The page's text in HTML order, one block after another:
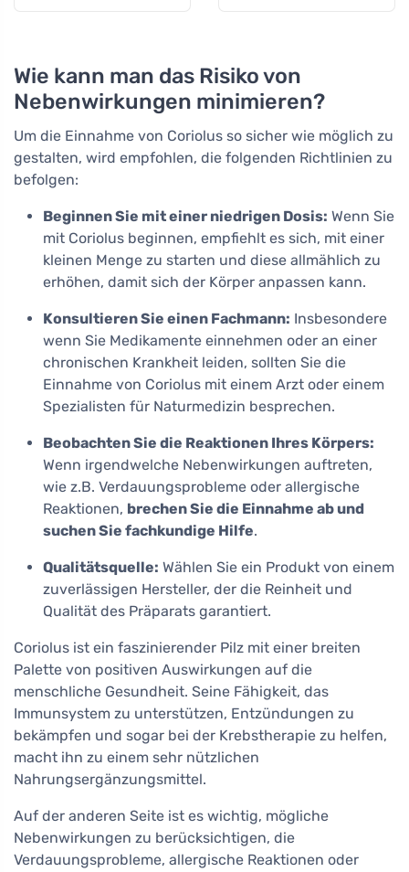
Wie kann man das Risiko von
Nebenwirkungen minimieren?
Um die Einnahme von Coriolus so sicher wie möglich zu
gestalten, wird empfohlen, die folgenden Richtlinien zu
befolgen:
Beginnen Sie mit einer niedrigen Dosis: Wenn Sie
mit Coriolus beginnen, empfiehlt es sich, mit einer
kleinen Menge zu starten und diese allmählich zu
erhöhen, damit sich der Körper anpassen kann.
Konsultieren Sie einen Fachmann: Insbesondere
wenn Sie Medikamente einnehmen oder an einer
chronischen Krankheit leiden, sollten Sie die
Einnahme von Coriolus mit einem Arzt oder einem
Spezialisten für Naturmedizin besprechen.
Beobachten Sie die Reaktionen Ihres Körpers:
Wenn irgendwelche Nebenwirkungen auftreten,
wie z.B. Verdauungsprobleme oder allergische
Reaktionen, brechen Sie die Einnahme ab und
suchen Sie fachkundige Hilfe.
Qualitätsquelle: Wählen Sie ein Produkt von einem
zuverlässigen Hersteller, der die Reinheit und
Qualität des Präparats garantiert.
Coriolus ist ein faszinierender Pilz mit einer breiten
Palette von positiven Auswirkungen auf die
menschliche Gesundheit. Seine Fähigkeit, das
Immunsystem zu unterstützen, Entzündungen zu
bekämpfen und sogar bei der Krebstherapie zu helfen,
macht ihn zu einem sehr nützlichen
Nahrungsergänzungsmittel.
Auf der anderen Seite ist es wichtig, mögliche
Nebenwirkungen zu berücksichtigen, die
Verdauungsprobleme, allergische Reaktionen oder